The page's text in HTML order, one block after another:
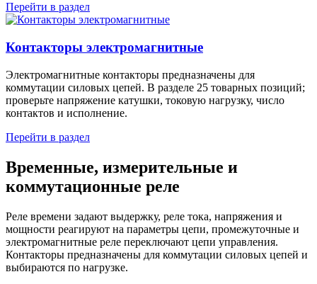
Перейти в раздел
Контакторы электромагнитные
Электромагнитные контакторы предназначены для
коммутации силовых цепей. В разделе 25 товарных позиций;
проверьте напряжение катушки, токовую нагрузку, число
контактов и исполнение.
Перейти в раздел
Временные, измерительные и
коммутационные реле
Реле времени задают выдержку, реле тока, напряжения и
мощности реагируют на параметры цепи, промежуточные и
электромагнитные реле переключают цепи управления.
Контакторы предназначены для коммутации силовых цепей и
выбираются по нагрузке.